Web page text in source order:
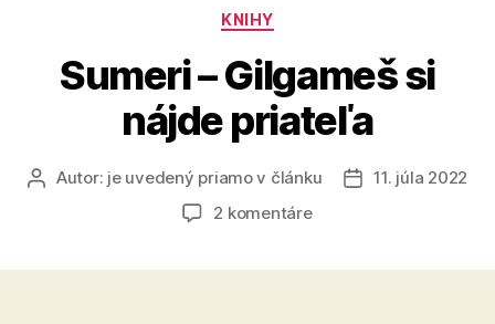
Kategórie
KNIHY
Sumeri – Gilgameš si
nájde priateľa
AutorAutor: je uvedený priamo v článku
Dátum
11. júla 2022
2 komentárena